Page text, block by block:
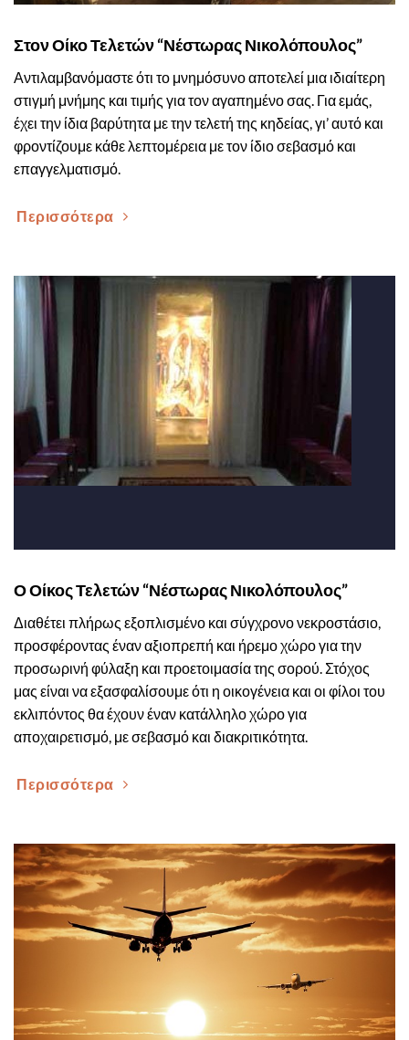
Στον Οίκο Τελετών “Νέστωρας Νικολόπουλος”
Αντιλαμβανόμαστε ότι το μνημόσυνο αποτελεί μια ιδιαίτερη
στιγμή μνήμης και τιμής για τον αγαπημένο σας. Για εμάς,
έχει την ίδια βαρύτητα με την τελετή της κηδείας, γι’ αυτό και
φροντίζουμε κάθε λεπτομέρεια με τον ίδιο σεβασμό και
επαγγελματισμό.
Περισσότερα
Ο Οίκος Τελετών “Νέστωρας Νικολόπουλος”
Διαθέτει πλήρως εξοπλισμένο και σύγχρονο νεκροστάσιο,
προσφέροντας έναν αξιοπρεπή και ήρεμο χώρο για την
προσωρινή φύλαξη και προετοιμασία της σορού. Στόχος
μας είναι να εξασφαλίσουμε ότι η οικογένεια και οι φίλοι του
εκλιπόντος θα έχουν έναν κατάλληλο χώρο για
αποχαιρετισμό, με σεβασμό και διακριτικότητα.
Περισσότερα